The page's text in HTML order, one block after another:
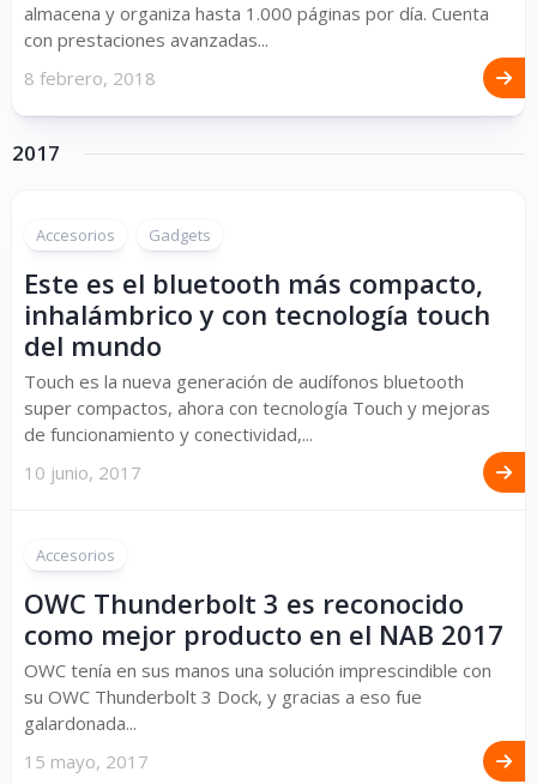
almacena y organiza hasta 1.000 páginas por día. Cuenta
con prestaciones avanzadas...
8 febrero, 2018
2017
Accesorios Gadgets
Este es el bluetooth más compacto,
inhalámbrico y con tecnología touch
del mundo
Touch es la nueva generación de audífonos bluetooth
super compactos, ahora con tecnología Touch y mejoras
de funcionamiento y conectividad,...
10 junio, 2017
Accesorios
OWC Thunderbolt 3 es reconocido
como mejor producto en el NAB 2017
OWC tenía en sus manos una solución imprescindible con
su OWC Thunderbolt 3 Dock, y gracias a eso fue
galardonada...
15 mayo, 2017